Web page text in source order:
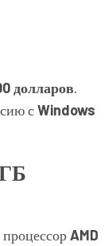
долларов.
сWindows
AMD